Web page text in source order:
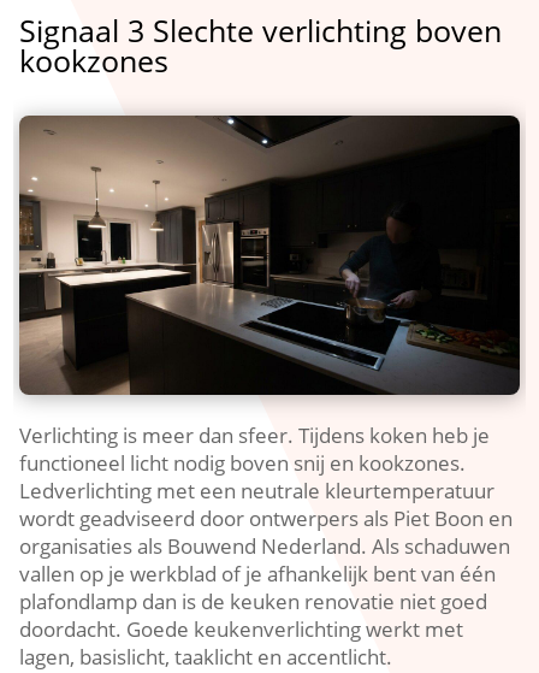
Signaal 3 Slechte verlichting boven
kookzones
Verlichting is meer dan sfeer.​ Tijdens koken heb je
functioneel licht nodig boven snij en kookzones.​
Ledverlichting met een neutrale kleurtemperatuur
wordt geadviseerd door ontwerpers als Piet Boon en
organisaties als Bouwend Nederland.​ Als schaduwen
vallen op je werkblad of je afhankelijk bent van één
plafondlamp dan is de keuken renovatie niet goed
doordacht.​ Goede keukenverlichting werkt met
lagen, basislicht, taaklicht en accentlicht.​